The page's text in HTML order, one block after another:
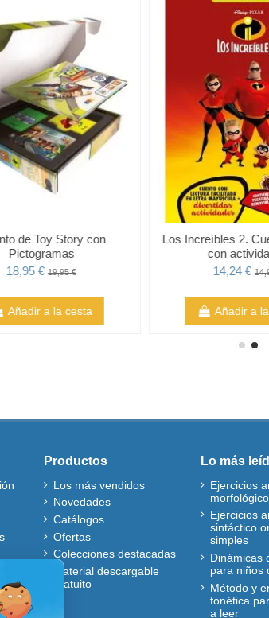
de Toy Story con
Pictogramas
18,95 € 19,95 €
Añadir a la cesta
Los Increíbles 2.
con
14,24 €
Añadir a
Productos
Los más vendidos
Novedades
Catálogos
Ofertas
Colecciones destacadas
Material descargable
gratuito
Lo más
Ejercicios
morfológico
Ejercicios
sintáctico
simples
Dinámicas
para niños
Método y
fonética
a leer